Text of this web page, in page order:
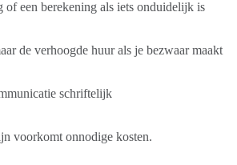
of een berekening als iets onduidelijk is
de verhoogde huur als je bezwaar maakt
schriftelijk
voorkomt onnodige kosten.